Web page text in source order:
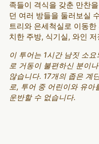
족들이 격식을 갖춘 만찬
던 여러 방들을 둘러보실
트리와 은세척실로 이동한
치한 주방, 식기실, 와인
이 투어는 1시간 남짓 소
로 거동이 불편하신 분이
않습니다. 17개의 좁은 계
로, 투어 중 어린이와 유아
운반할 수 없습니다.